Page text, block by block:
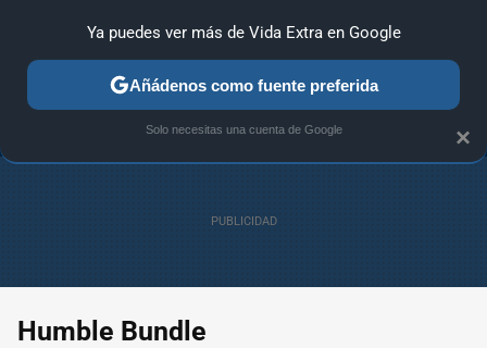
ANÁLISIS GUÍAS Y TRUCOS PC SONY NINTENDO
Humble Bundle
×
Ya puedes ver más de Vida Extra en Google
Añádenos como fuente preferida
Solo necesitas una cuenta de Google